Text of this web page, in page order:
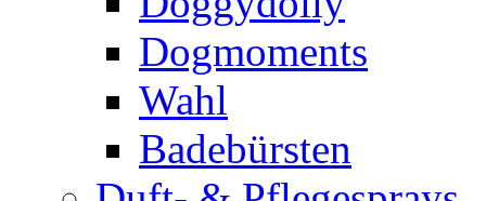
Dogmoments
Wahl
Badebürsten